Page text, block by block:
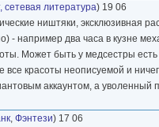
сетевая литература) 19 06
ништяки, эксклюзивная
- например два часа в кузне
Может быть у медсестры есть
красоты неописуемой и
аккаунтом, а
, Фэнтези) 17 06